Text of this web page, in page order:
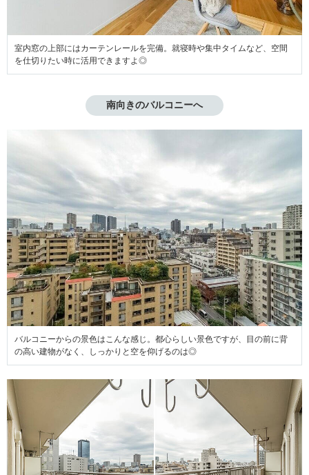
室内窓の上部にはカーテンレールを完備。就寝時や集中タイムなど、空間
を仕切りたい時に活用できますよ◎
南向きのバルコニーへ
バルコニーからの景色はこんな感じ。都心らしい景色ですが、目の前に背
の高い建物がなく、しっかりと空を仰げるのは◎